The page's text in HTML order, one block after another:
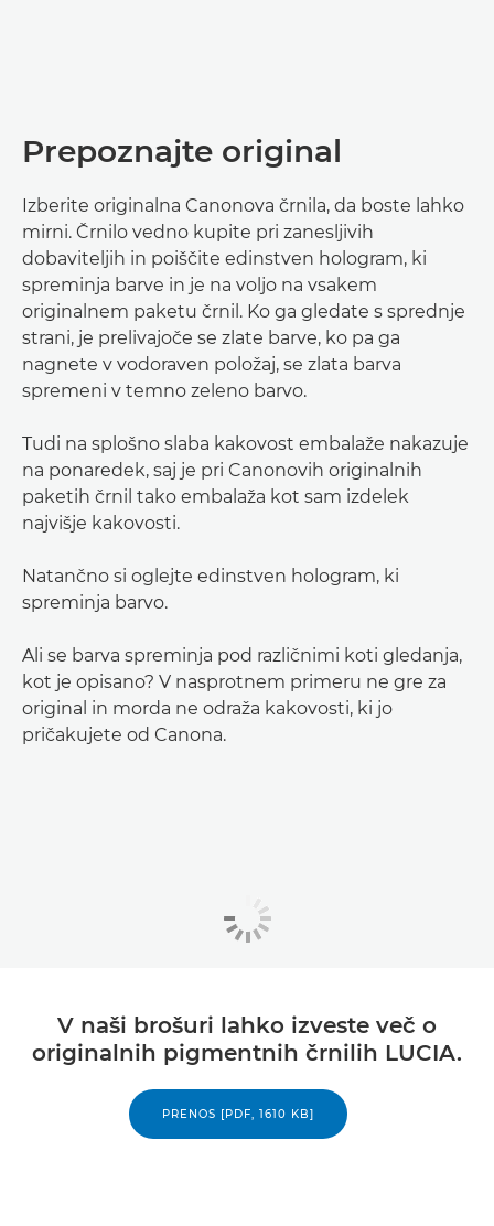
Prepoznajte original
Izberite originalna Canonova črnila, da boste lahko
mirni. Črnilo vedno kupite pri zanesljivih
dobaviteljih in poiščite edinstven hologram, ki
spreminja barve in je na voljo na vsakem
originalnem paketu črnil. Ko ga gledate s sprednje
strani, je prelivajoče se zlate barve, ko pa ga
nagnete v vodoraven položaj, se zlata barva
spremeni v temno zeleno barvo.
Tudi na splošno slaba kakovost embalaže nakazuje
na ponaredek, saj je pri Canonovih originalnih
paketih črnil tako embalaža kot sam izdelek
najvišje kakovosti.
Natančno si oglejte edinstven hologram, ki
spreminja barvo.
Ali se barva spreminja pod različnimi koti gledanja,
kot je opisano? V nasprotnem primeru ne gre za
original in morda ne odraža kakovosti, ki jo
pričakujete od Canona.
V naši brošuri lahko izveste več o
originalnih pigmentnih črnilih LUCIA.
PRENOS [PDF, 1610 KB]